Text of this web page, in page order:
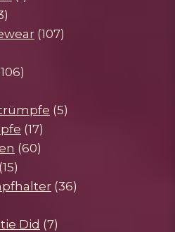
103
Produkte
107107
106106
55
1717
Produkte
6060
1515
Produkte
3636
Did 77